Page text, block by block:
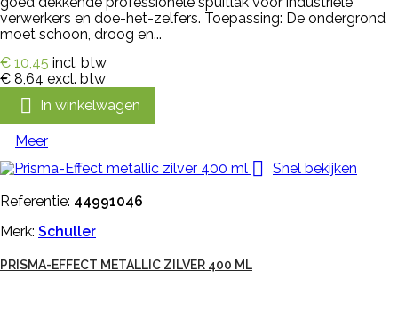
verwerkers en doe-het-zelfers. Toepassing: De ondergrond
moet schoon, droog en...
€ 10,45 incl. btw
€ 8,64 excl. btw
 In winkelwagen
Meer

Snel bekijken
Referentie: 44991046
Merk: Schuller
PRISMA-EFFECT METALLIC ZILVER 400 ML